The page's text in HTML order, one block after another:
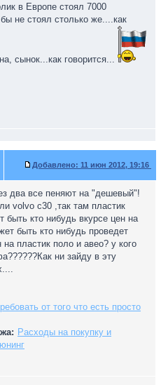
в Европе стоял 7000
не стоял столько же....как
сынок...как говорится...
Добавлено: 11 июн 2012, 19:16
два все пеняют на "дешевый"!
volvo c30 ,так там пластик
быть кто нибудь вкурсе цен на
быть кто нибудь проведет
пластик поло и авео? у кого
ни зайду в эту
от того что есть просто
Расходы на покупку и